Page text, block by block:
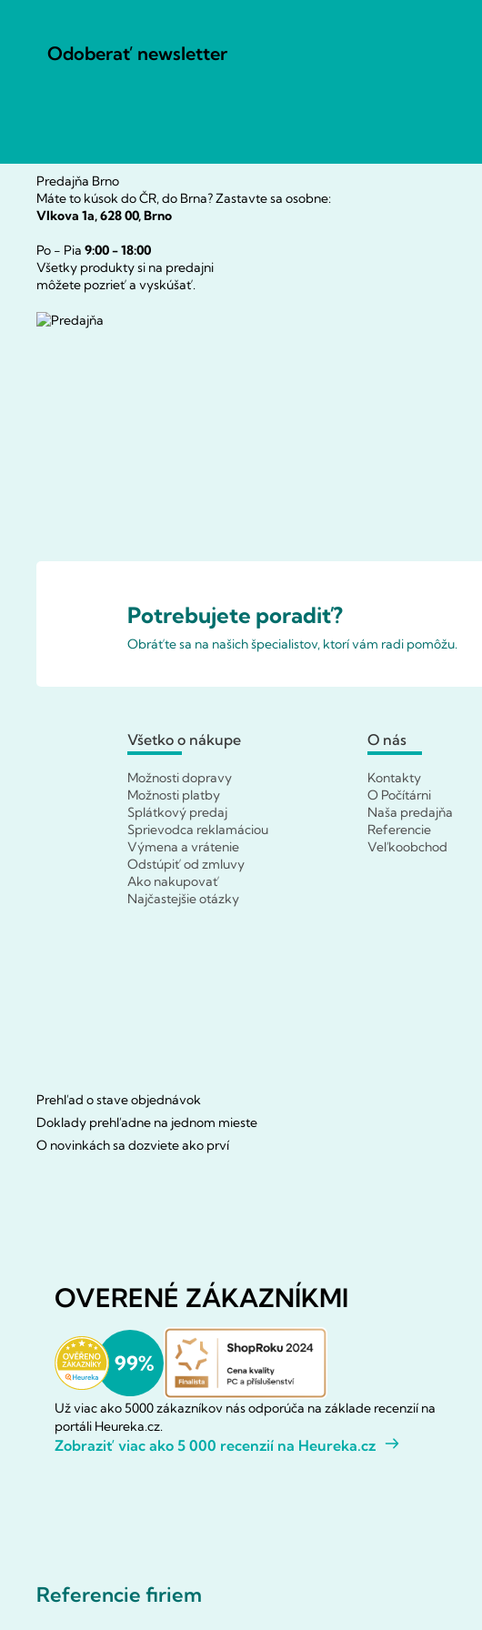
Odoberať newsletter
Predajňa Brno
Máte to kúsok do ČR, do Brna? Zastavte sa osobne:
Vlkova 1a, 628 00, Brno
Po - Pia 9:00 - 18:00
Všetky produkty si na predajni
môžete pozrieť a vyskúšať.
Potrebujete poradiť?
Obráťte sa na našich špecialistov, ktorí vám radi pomôžu.
Všetko o nákupe
Možnosti dopravy
Možnosti platby
Splátkový predaj
Sprievodca reklamáciou
Výmena a vrátenie
Odstúpiť od zmluvy
Ako nakupovať
Najčastejšie otázky
O nás
Kontakty
O Počítárni
Naša predajňa
Referencie
Veľkoobchod
Prehľad o stave objednávok
Doklady prehľadne na jednom mieste
O novinkách sa dozviete ako prví
OVERENÉ ZÁKAZNÍKMI
Už viac ako 5000 zákazníkov nás odporúča na základe recenzií na
portáli Heureka.cz.
Zobraziť viac ako 5 000 recenzií na Heureka.cz
Referencie firiem